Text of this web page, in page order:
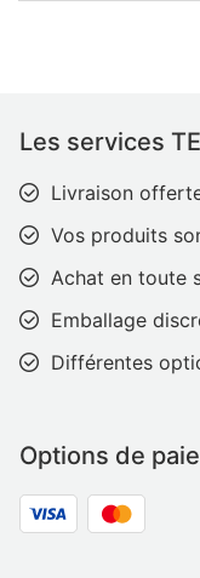
Les services
Livraison
Vos produits
Achat en toute
Emballage
Différentes
Options de